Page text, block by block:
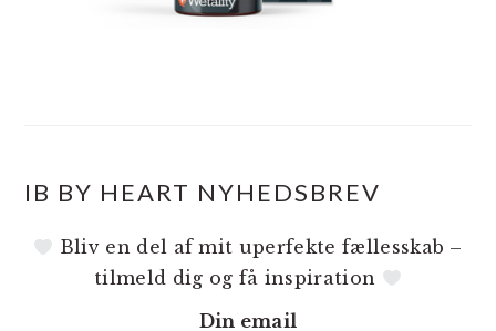
IB BY HEART NYHEDSBREV
Bliv en del af mit uperfekte fællesskab –
tilmeld dig og få inspiration
Din email